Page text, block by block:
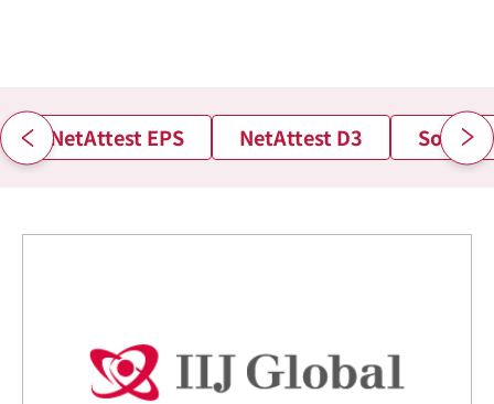
NetAttest EPS NetAttest D3 Soliton